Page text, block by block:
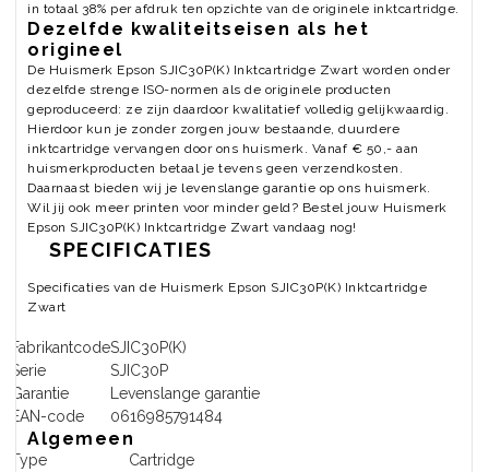
in totaal 38% per afdruk ten opzichte van de originele inktcartridge.
Dezelfde kwaliteitseisen als het
origineel
De Huismerk Epson SJIC30P(K) Inktcartridge Zwart worden onder
dezelfde strenge ISO-normen als de originele producten
geproduceerd: ze zijn daardoor kwalitatief volledig gelijkwaardig.
Hierdoor kun je zonder zorgen jouw bestaande, duurdere
inktcartridge vervangen door ons huismerk. Vanaf € 50,- aan
huismerkproducten betaal je tevens geen verzendkosten.
Daarnaast bieden wij je levenslange garantie op ons huismerk.
Wil jij ook meer printen voor minder geld? Bestel jouw Huismerk
Epson SJIC30P(K) Inktcartridge Zwart vandaag nog!
SPECIFICATIES
Specificaties van de Huismerk Epson SJIC30P(K) Inktcartridge
Zwart
FabrikantcodeSJIC30P(K)
Serie
SJIC30P
Garantie
Levenslange garantie
EAN-code
0616985791484
Algemeen
Type
Cartridge